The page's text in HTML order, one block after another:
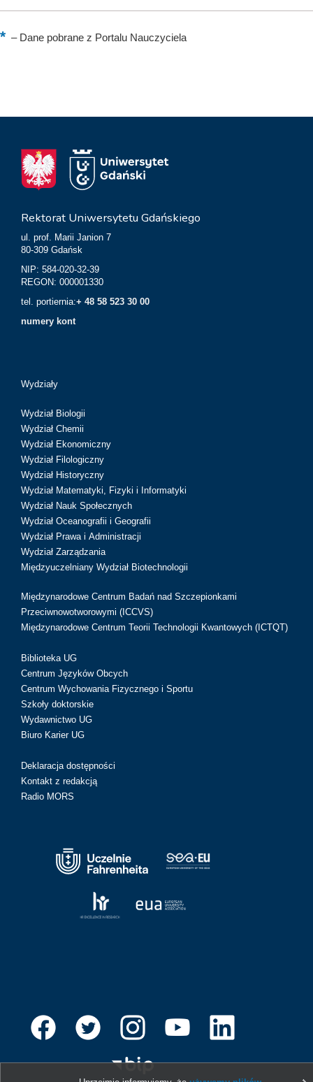
–Dane pobrane z Portalu Nauczyciela
Rektorat Uniwersytetu Gdańskiego
ul. prof. Marii Janion 7
80-309 Gdańsk
NIP: 584-020-32-39
REGON: 000001330
tel. portiernia:+ 48 58 523 30 00
numery kont
Wydziały
Wydział Biologii
Wydział Chemii
Wydział Ekonomiczny
Wydział Filologiczny
Wydział Historyczny
Wydział Matematyki, Fizyki i Informatyki
Wydział Nauk Społecznych
Wydział Oceanografii i Geografii
Wydział Prawa i Administracji
Wydział Zarządzania
Międzyuczelniany Wydział Biotechnologii
Międzynarodowe Centrum Badań nad Szczepionkami
Przeciwnowotworowymi (ICCVS)
Międzynarodowe Centrum Teorii Technologii Kwantowych (ICTQT)
Biblioteka UG
Centrum Języków Obcych
Centrum Wychowania Fizycznego i Sportu
Szkoły doktorskie
Wydawnictwo UG
Biuro Karier UG
Deklaracja dostępności
Kontakt z redakcją
Radio MORS